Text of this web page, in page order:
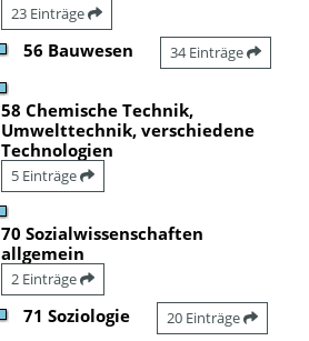
23 Einträge
56 Bauwesen 34 Einträge
58 Chemische Technik,
Umwelttechnik, verschiedene
Technologien
5 Einträge
70 Sozialwissenschaften
allgemein
2 Einträge
71 Soziologie 20 Einträge